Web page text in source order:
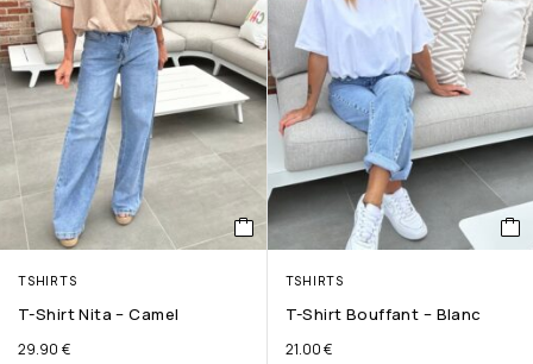
TSHIRTS
T-Shirt Nita – Camel
29.90 €
TSHIRTS
T-Shirt Bouffant – Blanc
21.00€